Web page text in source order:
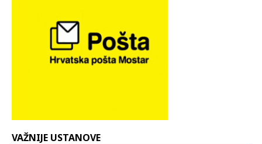
VAŽNIJE USTANOVE